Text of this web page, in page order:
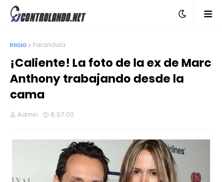
Inicio Farandula
¡Caliente! La foto de la ex de Marc
Anthony trabajando desde la
cama
Admin 8:07:00